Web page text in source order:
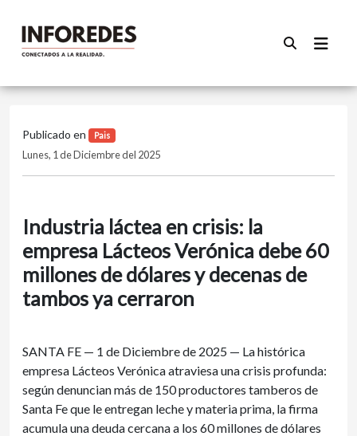
Publicado en Pais
Lunes, 1 de Diciembre del 2025
Industria láctea en crisis: la
empresa Lácteos Verónica debe 60
millones de dólares y decenas de
tambos ya cerraron
SANTA FE — 1 de Diciembre de 2025 — La histórica
empresa Lácteos Verónica atraviesa una crisis profunda:
según denuncian más de 150 productores tamberos de
Santa Fe que le entregan leche y materia prima, la firma
acumula una deuda cercana a los 60 millones de dólares